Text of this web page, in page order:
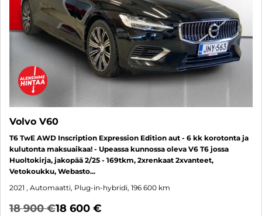
Volvo V60
T6 TwE AWD Inscription Expression Edition aut - 6 kk korotonta ja
kulutonta maksuaikaa! - Upeassa kunnossa oleva V6 T6 jossa
Huoltokirja, jakopää 2/25 - 169tkm, 2xrenkaat 2xvanteet,
Vetokoukku, Webasto...
2021 , Automaatti, Plug-in-hybridi, 196 600 km
18 900 €18 600 €